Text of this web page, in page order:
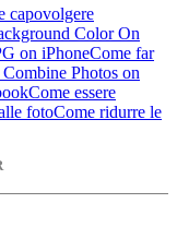
capovolgere
Color On
on iPhoneCome far
Photos on
Come essere
fotoCome ridurre le